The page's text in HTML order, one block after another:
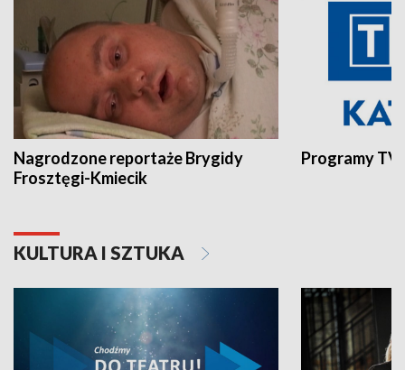
Nagrodzone reportaże Brygidy
Frosztęgi-Kmiecik
Programy
KULTURA I SZTUKA